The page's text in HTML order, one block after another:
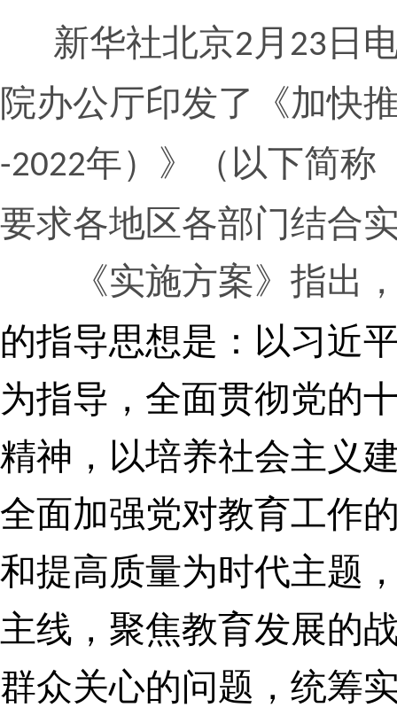
新华社北京2 月 23 日
院办公厅印发了《加快
-2022年）》（以下简称
要求各地区各部门结合
《实施方案》指出
的指导思想是：以习近
为指导，全面贯彻党的
精神，以培养社会主义
全面加强党对教育工作
和提高质量为时代主题
主线， 聚焦教育发展的
群众关心的问题，统筹